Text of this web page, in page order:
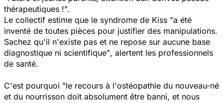
thérapeutiques !".
Le collectif estime que le syndrome de Kiss "a été
inventé de toutes pièces pour justifier des manipulations.
Sachez qu'il n'existe pas et ne repose sur aucune base
diagnostique ni scientifique", alertent les professionnels
de santé.
C'est pourquoi "le recours à l'ostéopathie du nouveau-né
et du nourrisson doit absolument être banni, et nous